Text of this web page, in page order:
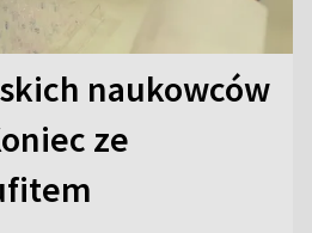
naukowców
ze